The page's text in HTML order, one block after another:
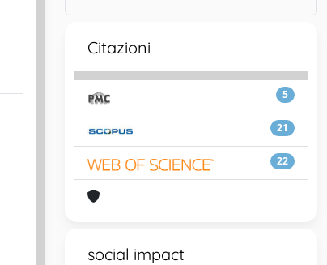
Citazioni
5
21
22
social impact